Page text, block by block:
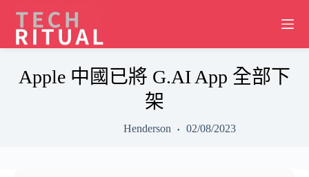
content
Apple 中國已將 G.AI App 全部下
架
Henderson 02/08/2023